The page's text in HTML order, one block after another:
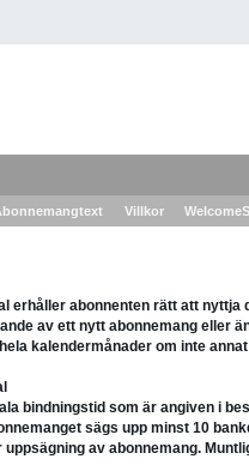
Villkor
erhåller abonnenten rätt att
av ett nytt abonnemang eller
kalendermånader om inte
bindningstid som är angiven i
sägs upp minst 10
av abonnemang.